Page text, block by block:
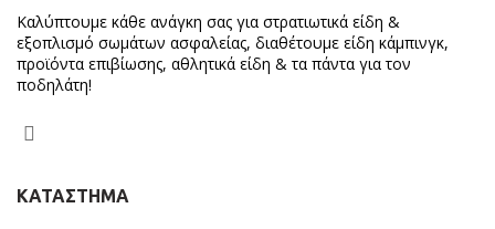
Καλύπτουμε κάθε ανάγκη σας για στρατιωτικά είδη &
εξοπλισμό σωμάτων ασφαλείας, διαθέτουμε είδη κάμπινγκ,
προϊόντα επιβίωσης, αθλητικά είδη & τα πάντα για τον
ποδηλάτη!
ΚΑΤΑΣΤΗΜΑ